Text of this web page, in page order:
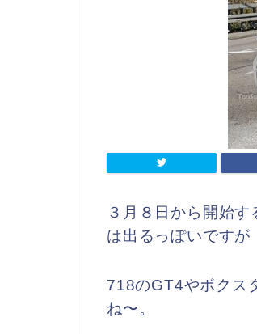
３月８日から開始
は出るっぽいですが
718のGT4やボクス
ね〜。